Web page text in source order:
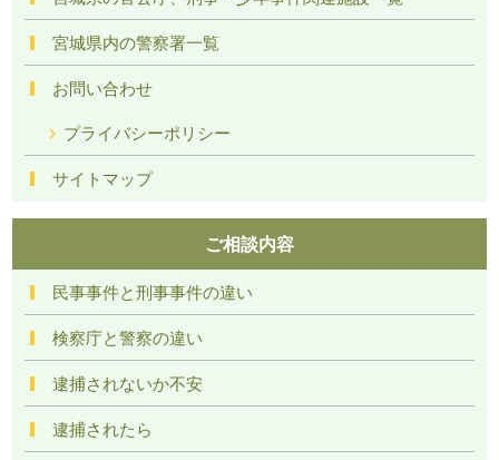
宮城県内の警察署一覧
お問い合わせ
プライバシーポリシー
サイトマップ
ご相談内容
民事事件と刑事事件の違い
検察庁と警察の違い
逮捕されないか不安
逮捕されたら